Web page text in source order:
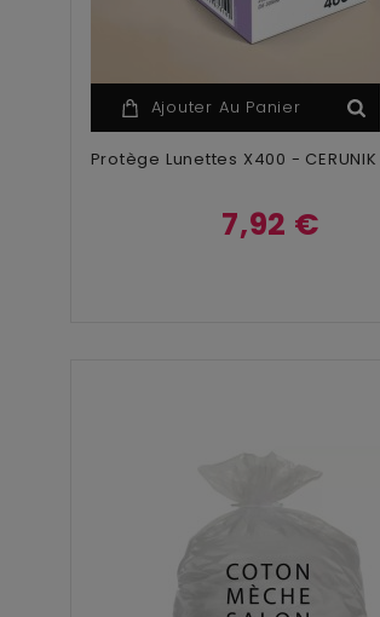
Ajouter Au Panier
Protège Lunettes X400 - CERUNIK
7,92 €